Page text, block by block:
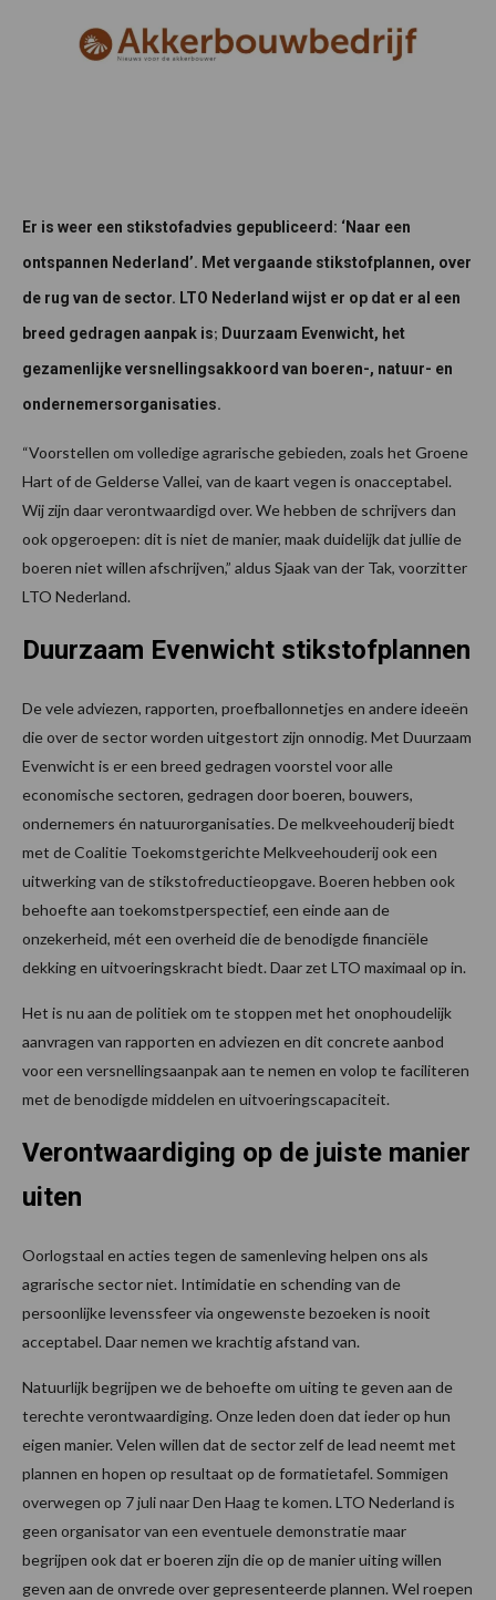
Er is weer een stikstofadvies gepubliceerd: ‘Naar een
ontspannen Nederland’. Met vergaande stikstofplannen, over
de rug van de sector. LTO Nederland wijst er op dat er al een
breed gedragen aanpak is; Duurzaam Evenwicht, het
gezamenlijke versnellingsakkoord van boeren-, natuur- en
ondernemersorganisaties.
“Voorstellen om volledige agrarische gebieden, zoals het Groene
Hart of de Gelderse Vallei, van de kaart vegen is onacceptabel.
Wij zijn daar verontwaardigd over. We hebben de schrijvers dan
ook opgeroepen: dit is niet de manier, maak duidelijk dat jullie de
boeren niet willen afschrijven,” aldus Sjaak van der Tak, voorzitter
LTO Nederland.
Duurzaam Evenwicht stikstofplannen
De vele adviezen, rapporten, proefballonnetjes en andere ideeën
die over de sector worden uitgestort zijn onnodig. Met Duurzaam
Evenwicht is er een breed gedragen voorstel voor alle
economische sectoren, gedragen door boeren, bouwers,
ondernemers én natuurorganisaties. De melkveehouderij biedt
met de Coalitie Toekomstgerichte Melkveehouderij ook een
uitwerking van de stikstofreductieopgave. Boeren hebben ook
behoefte aan toekomstperspectief, een einde aan de
onzekerheid, mét een overheid die de benodigde financiële
dekking en uitvoeringskracht biedt. Daar zet LTO maximaal op in.
Het is nu aan de politiek om te stoppen met het onophoudelijk
aanvragen van rapporten en adviezen en dit concrete aanbod
voor een versnellingsaanpak aan te nemen en volop te faciliteren
met de benodigde middelen en uitvoeringscapaciteit.
Verontwaardiging op de juiste manier
uiten
Oorlogstaal en acties tegen de samenleving helpen ons als
agrarische sector niet. Intimidatie en schending van de
persoonlijke levenssfeer via ongewenste bezoeken is nooit
acceptabel. Daar nemen we krachtig afstand van.
Natuurlijk begrijpen we de behoefte om uiting te geven aan de
terechte verontwaardiging. Onze leden doen dat ieder op hun
eigen manier. Velen willen dat de sector zelf de lead neemt met
plannen en hopen op resultaat op de formatietafel. Sommigen
overwegen op 7 juli naar Den Haag te komen. LTO Nederland is
geen organisator van een eventuele demonstratie maar
begrijpen ook dat er boeren zijn die op de manier uiting willen
geven aan de onvrede over gepresenteerde plannen. Wel roepen